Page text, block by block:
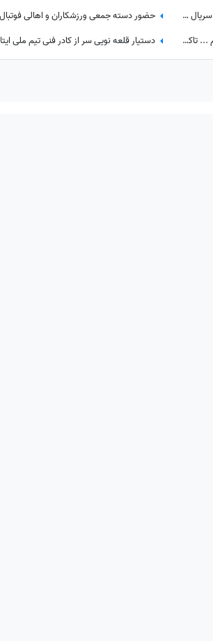
علی دایی و خانواده‌اش مهمان رستوران لاکچری فریبا نادری بازیگر سریال ستایش در تهران/ عروس حشمت فردوس: قدم روی چشم ما گذاشتید
شهربانو منصوریان: به دلیل بدهکاری مجبور به فروش خانه شدیم ... تاکنون توانسته ام تنها یک خانه و یک خودرو پراید داشته باشم!
دستیار قلعه نویی سر از کادر فنی تیم ملی